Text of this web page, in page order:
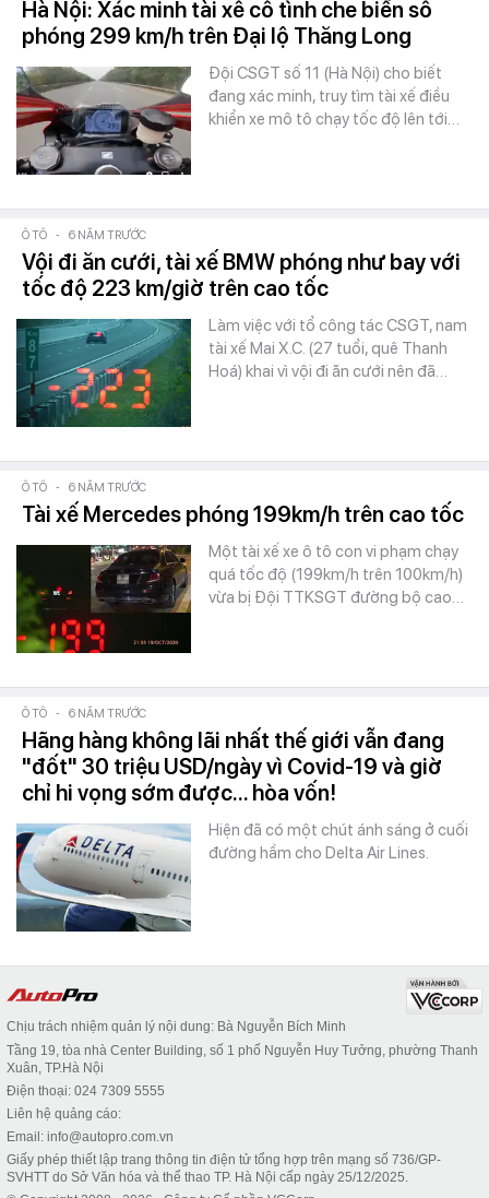
Hà Nội: Xác minh tài xế cố tình che biển số
phóng 299 km/h trên Đại lộ Thăng Long
Đội CSGT số 11 (Hà Nội) cho biết
đang xác minh, truy tìm tài xế điều
khiển xe mô tô chạy tốc độ lên tới…
Ô TÔ - 6 NĂM TRƯỚC
Vội đi ăn cưới, tài xế BMW phóng như bay với
tốc độ 223 km/giờ trên cao tốc
Làm việc với tổ công tác CSGT, nam
tài xế Mai X.C. (27 tuổi, quê Thanh
Hoá) khai vì vội đi ăn cưới nên đã…
Ô TÔ - 6 NĂM TRƯỚC
Tài xế Mercedes phóng 199km/h trên cao tốc
Một tài xế xe ô tô con vi phạm chạy
quá tốc độ (199km/h trên 100km/h)
vừa bị Đội TTKSGT đường bộ cao…
Ô TÔ - 6 NĂM TRƯỚC
Hãng hàng không lãi nhất thế giới vẫn đang
"đốt" 30 triệu USD/ngày vì Covid-19 và giờ
chỉ hi vọng sớm được... hòa vốn!
Hiện đã có một chút ánh sáng ở cuối
đường hầm cho Delta Air Lines.
Chịu trách nhiệm quản lý nội dung: Bà Nguyễn Bích Minh
Tầng 19, tòa nhà Center Building, số 1 phố Nguyễn Huy Tưởng, phường Thanh
Xuân, TP.Hà Nội
Điện thoại: 024 7309 5555
Liên hệ quảng cáo:
Email: info@autopro.com.vn
Giấy phép thiết lập trang thông tin điện tử tổng hợp trên mạng số 736/GP-
SVHTT do Sở Văn hóa và thể thao TP. Hà Nội cấp ngày 25/12/2025.